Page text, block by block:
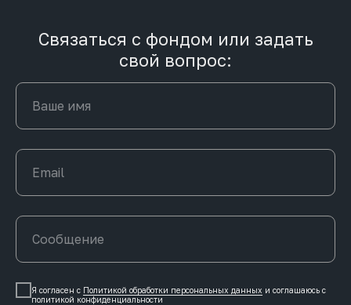
Связаться с фондом или задать
свой вопрос:
Я согласен с Политикой обработки персональных данных и соглашаюсь c
политикой конфиденциальности